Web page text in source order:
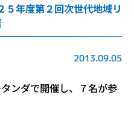
年度第２回次世代地域リ
2013.09.05
ンダで開催し、７名が参